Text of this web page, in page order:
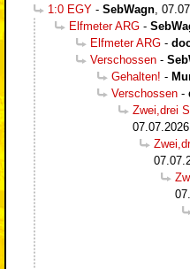
1:0 EGY - SebWagn
Elfmeter ARG -
Elfmeter ARG -
Verschossen -
Gehalten! -
Verschossen -
Zwei,drei